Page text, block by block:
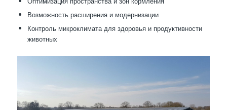
Возможность расширения и модернизации
Контроль микроклимата для здоровья и продуктивности
животных